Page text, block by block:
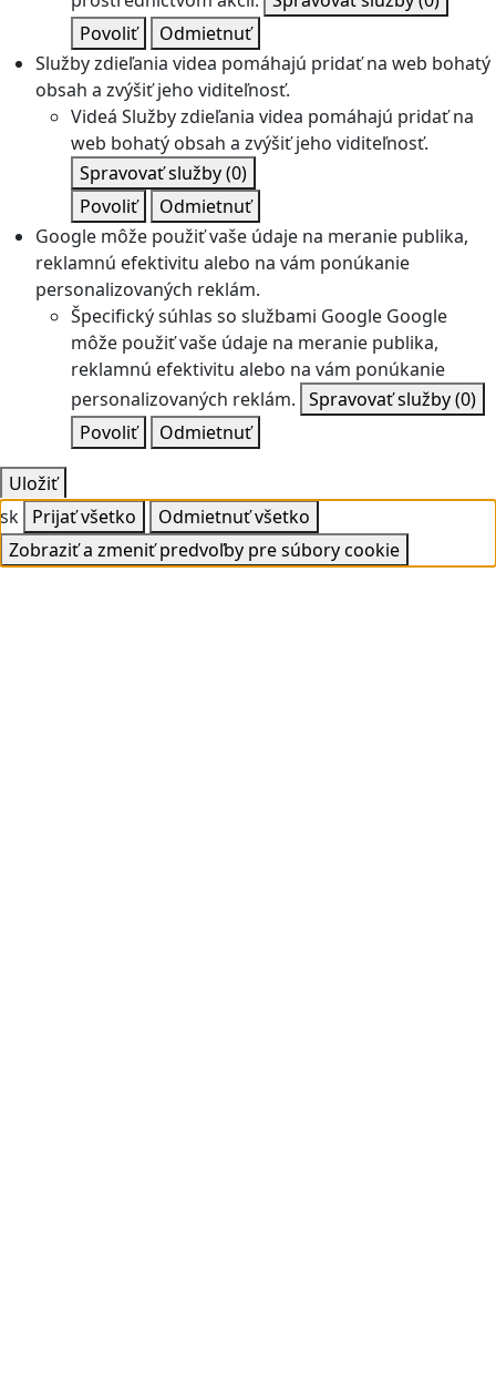
Povoliť
Odmietnuť
Služby zdieľania videa pomáhajú pridať na web bohatý
obsah a zvýšiť jeho viditeľnosť.
Videá Služby zdieľania videa pomáhajú pridať na
web bohatý obsah a zvýšiť jeho viditeľnosť.
Spravovať služby(0)
Povoliť
Odmietnuť
Google môže použiť vaše údaje na meranie publika,
reklamnú efektivitu alebo na vám ponúkanie
personalizovaných reklám.
Špecifický súhlas so službami Google Google
môže použiť vaše údaje na meranie publika,
reklamnú efektivitu alebo na vám ponúkanie
personalizovaných reklám. Spravovať služby(0)
Povoliť
Odmietnuť
Uložiť
sk Prijať všetko
Odmietnuť všetko
Zobraziť a zmeniť predvoľby pre súbory cookie